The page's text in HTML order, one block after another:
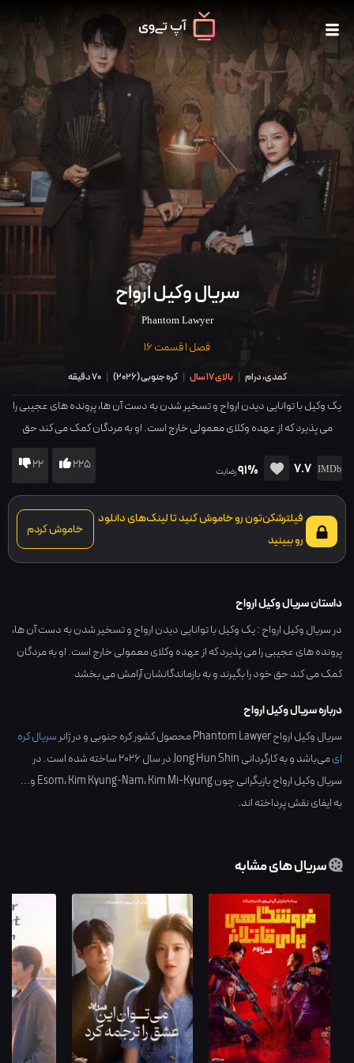
سریال وکیل ارواح
Phantom Lawyer
فصل 1 قسمت 16
کمدی، درام | بالای 17 سال | کره جنوبی(
2026
)
| 70 دقیقه
یک وکیل با توانایی دیدن ارواح و تسخیر شدن به دست آن ها، پرونده های عجیبی را
می پذیرد که از عهده وکلای معمولی خارج است. او به مردگان کمک می کند حق
خود را بگیرند و به بازماندگانشان آرامش می بخشد
7.7
91%رضایت 225
22
فیلترشکن‌تون رو خاموش کنید تا لینک‌های دانلود
رو ببینید
خاموش کردم
داستان سریال وکیل ارواح
در سریال وکیل ارواح : یک وکیل با توانایی دیدن ارواح و تسخیر شدن به دست آن ها،
پرونده های عجیبی را می پذیرد که از عهده وکلای معمولی خارج است. او به مردگان
کمک می کند حق خود را بگیرند و به بازماندگانشان آرامش می بخشد
درباره سریال وکیل ارواح
سریال وکیل ارواح Phantom Lawyer محصول کشور کره جنوبیو در ژانرسریال کره
ایمی‌باشد و به کارگردانیJong Hun Shinدر سال2026ساخته شده است. در
سریال وکیل ارواح بازیگرانی چون
Esom،Kim Kyung-Nam،Kim Mi-Kyung
و...
به ایفای نقش پرداخته اند.
سریال های مشابه